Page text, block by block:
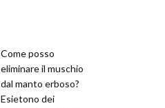
Come posso
eliminare il muschio
dal manto erboso?
Esietono dei